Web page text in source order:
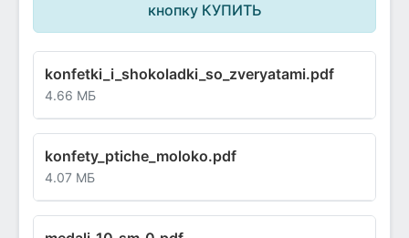
кнопку КУПИТЬ
konfetki_i_shokoladki_so_zveryatami.pdf
4.66 МБ
konfety_ptiche_moloko.pdf
4.07 МБ